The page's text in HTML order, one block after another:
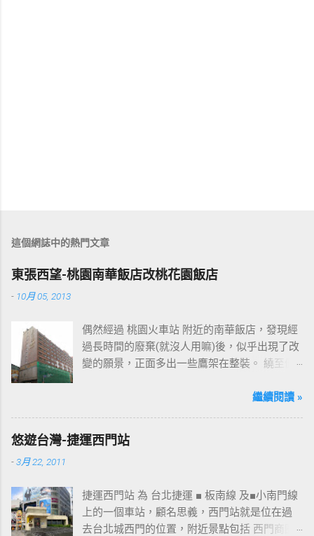
這個網誌中的熱門文章
東張西望-桃園南華飯店改桃花園飯店
- 10月 05, 2013
偶然經過 桃園火車站 附近的南華飯店，發現經
過長時間的廢棄(就沒人用嘛)後，似乎出現了改
變的願景，正面多出一些鷹架在整裝。 繞至側
桃園的民眾又有一個聚餐旅遊的好去處囉!!但今
趴走將持續為讀者們追蹤其動態消息，請各位
開始期待開幕日的來臨吧！ 南華飯店施工中現
繼續閱讀 »
悠遊台灣-捷運西門站
-3月 22, 2011
捷運西門站 為 台北捷運 ■ 板南線 及■小南門線
上的一個車站，顧名思義，西門站就是位在過
去台北城西門的位置，附近景點包括 西門商圈